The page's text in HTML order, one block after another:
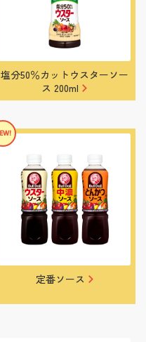
塩分50％カットウスターソー
ス 200ml
定番ソース